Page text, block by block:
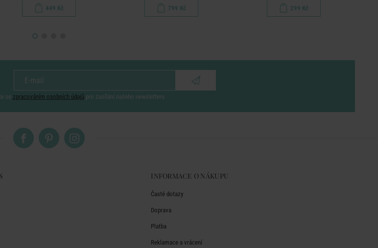
449 Kč 799 Kč 299 Kč
se zpracováním osobních údajů pro zasílání našeho newsletteru
INFORMACE O NÁKUPU
Časté dotazy
Doprava
Platba
Reklamace a vrácení